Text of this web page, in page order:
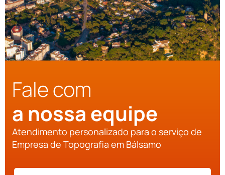
Fale com
a nossa equipe
Atendimento personalizado para o serviço de
Empresa de Topografia em Bálsamo